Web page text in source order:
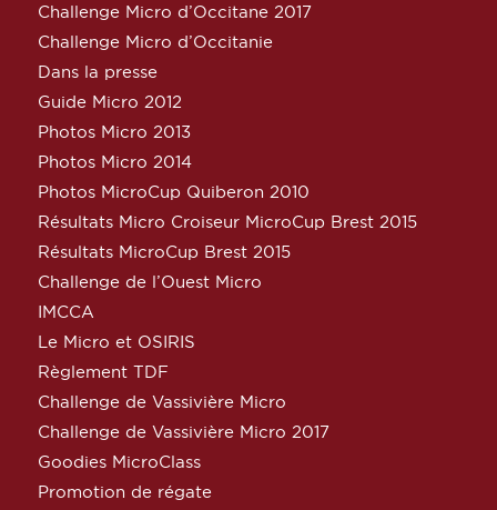
Challenge Micro d’Occitane 2017
Challenge Micro d’Occitanie
Dans la presse
Guide Micro 2012
Photos Micro 2013
Photos Micro 2014
Photos MicroCup Quiberon 2010
Résultats Micro Croiseur MicroCup Brest 2015
Résultats MicroCup Brest 2015
Challenge de l’Ouest Micro
IMCCA
Le Micro et OSIRIS
Règlement TDF
Challenge de Vassivière Micro
Challenge de Vassivière Micro 2017
Goodies MicroClass
Promotion de régate